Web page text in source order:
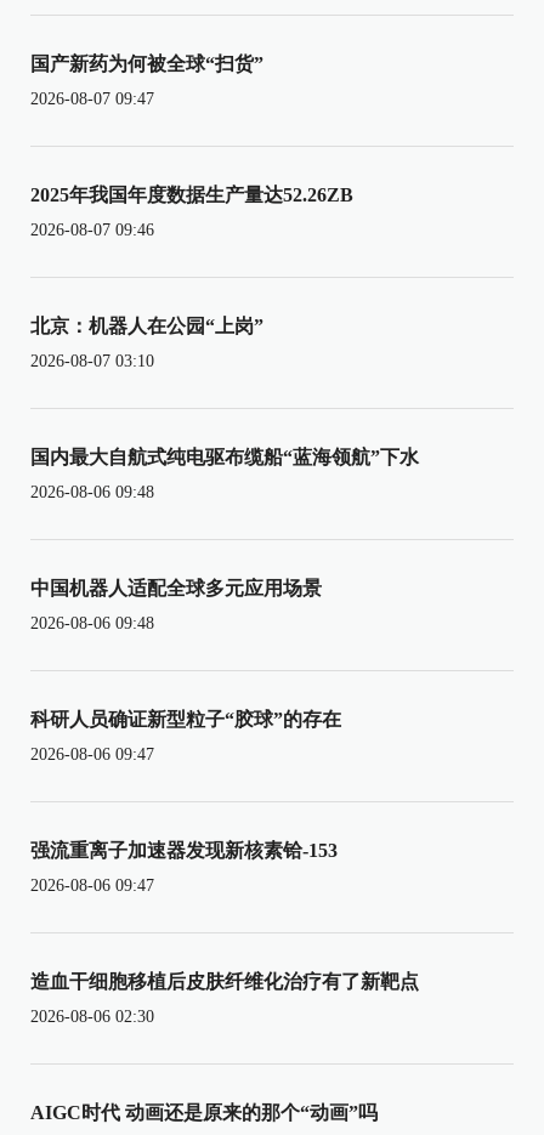
国产新药为何被全球“扫货”
2026-08-07 09:47
2025年我国年度数据生产量达52.26ZB
2026-08-07 09:46
北京：机器人在公园“上岗”
2026-08-07 03:10
国内最大自航式纯电驱布缆船“蓝海领航”下水
2026-08-06 09:48
中国机器人适配全球多元应用场景
2026-08-06 09:48
科研人员确证新型粒子“胶球”的存在
2026-08-06 09:47
强流重离子加速器发现新核素铪-153
2026-08-06 09:47
造血干细胞移植后皮肤纤维化治疗有了新靶点
2026-08-06 02:30
AIGC时代 动画还是原来的那个“动画”吗